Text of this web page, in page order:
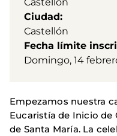
Ciudad
Castellón
Fecha límite
Domingo, 14
Empezamos nuestra
Eucaristía de Inicio de
de Santa María. La